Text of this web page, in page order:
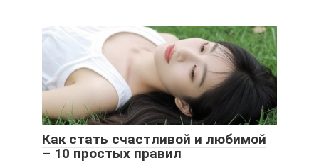
Как стать счастливой и любимой
– 10 простых правил